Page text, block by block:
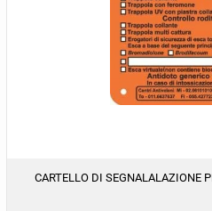
CARTELLO DI SEGNALALAZIONE